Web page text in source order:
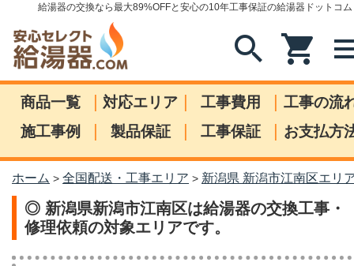
給湯器の交換なら最大89%OFFと安心の10年工事保証の給湯器ドットコム
search shopping_cart
商品一覧 | 対応エリア | 工事費用 | 工事の流
施工事例
| 製品保証 | 工事保証 | お支払方
ホーム > 全国配送・工事エリア > 新潟県 新潟市江南区エリ
◎ 新潟県新潟市江南区は給湯器の交換工事・
修理依頼の対象エリアです。